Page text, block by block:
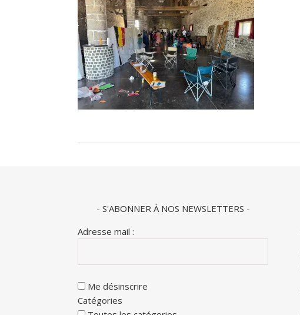
- S'ABONNER À NOS NEWSLETTERS -
Adresse mail :
Me désinscrire
Catégories